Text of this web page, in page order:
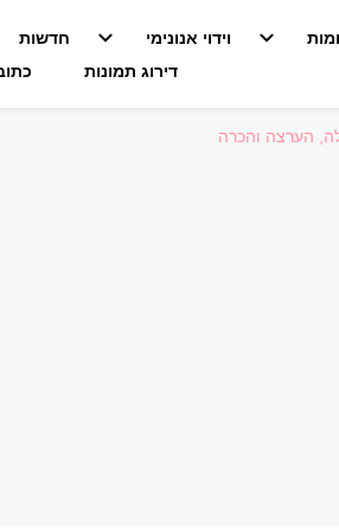
וידוי אנונימי חדשות
דירוג תמונות
הערצה והכרה